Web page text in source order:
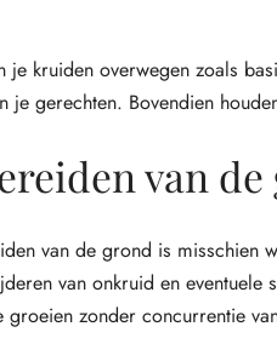
je kruiden overwegen zoals
je gerechten. Bovendien
van de
van de grond is misschien
van onkruid en
groeien zonder concurrentie